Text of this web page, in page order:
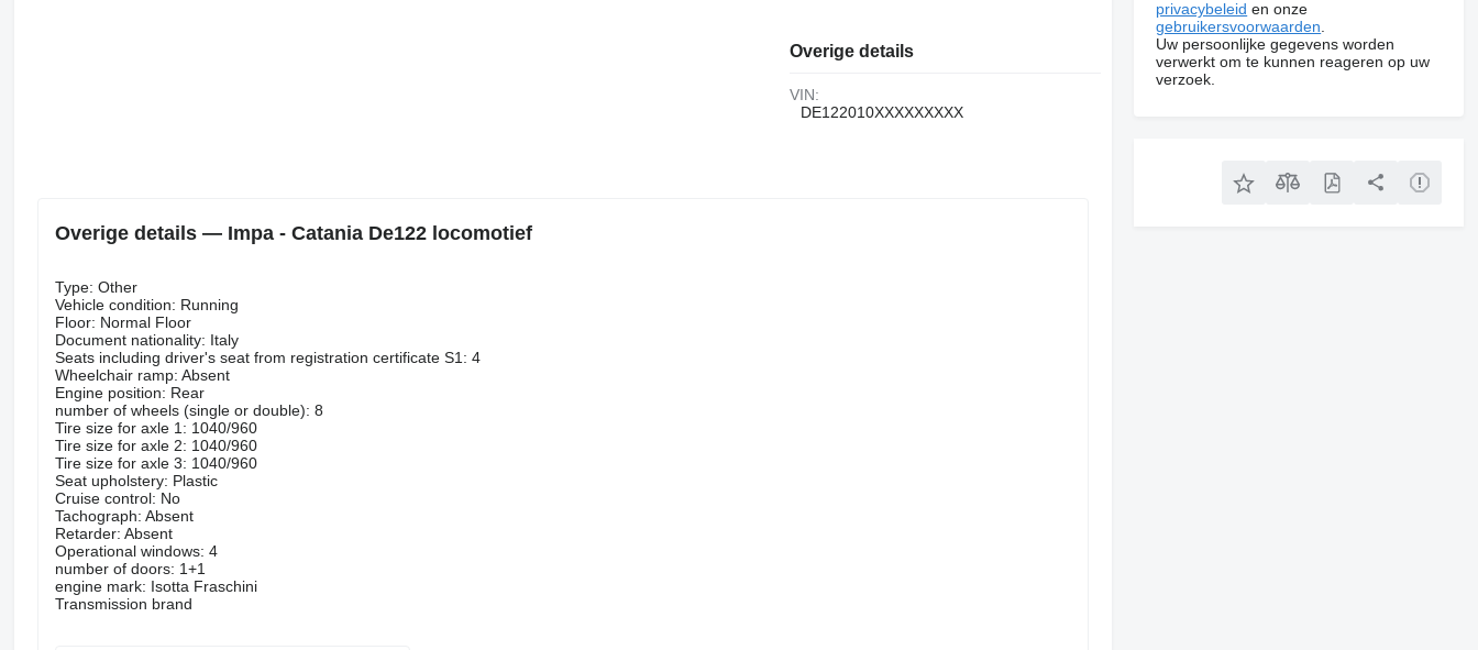
Overige details
VIN:
DE122010XXXXXXXXX
Overige details — Impa - Catania De122 locomotief
Type: Other
Vehicle condition: Running
Floor: Normal Floor
Document nationality: Italy
Seats including driver's seat from registration certificate S1: 4
Wheelchair ramp: Absent
Engine position: Rear
number of wheels (single or double): 8
Tire size for axle 1: 1040/960
Tire size for axle 2: 1040/960
Tire size for axle 3: 1040/960
Seat upholstery: Plastic
Cruise control: No
Tachograph: Absent
Retarder: Absent
Operational windows: 4
number of doors: 1+1
engine mark: Isotta Fraschini
Transmission brand
privacybeleid en onze
gebruikersvoorwaarden
Uw persoonlijke gegevens worden
verwerkt om te kunnen reageren op uw
verzoek.